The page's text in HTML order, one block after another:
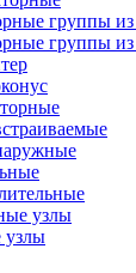
группы из
группы
узлы